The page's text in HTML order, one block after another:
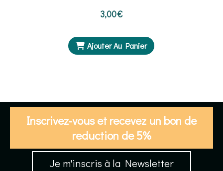
3,00€
Ajouter Au Panier
Inscrivez-vous et recevez un bon de
reduction de 5%
Je m'inscris à la Newsletter